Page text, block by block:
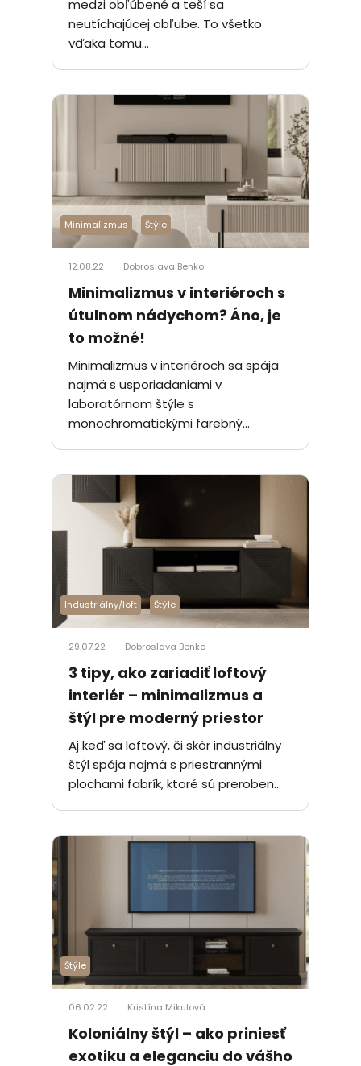
medzi obľúbené a teší sa
neutíchajúcej obľube. To všetko
vďaka tomu...
Minimalizmus Štýle
12.08.22 Dobroslava Benko
Minimalizmus v interiéroch s
útulnom nádychom? Áno, je
to možné!
Minimalizmus v interiéroch sa spája
najmä s usporiadaniami v
laboratórnom štýle s
monochromatickými farebný...
Industriálny/loft Štýle
29.07.22 Dobroslava Benko
3 tipy, ako zariadiť loftový
interiér – minimalizmus a
štýl pre moderný priestor
Aj keď sa loftový, či skôr industriálny
štýl spája najmä s priestrannými
plochami fabrík, ktoré sú preroben...
Štýle
06.02.22 Kristína Mikulová
Koloniálny štýl – ako priniesť
exotiku a eleganciu do vášho